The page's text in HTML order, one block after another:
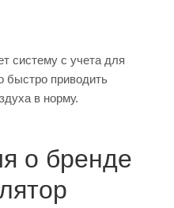
систему с учета для
быстро приводить
в норму.
о бренде